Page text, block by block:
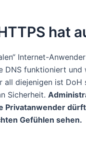
hat
Internet-
DNS funktioniert und
all diejenigen ist DoH
Sicherheit.
Privatanwender
Gefühlen sehen.